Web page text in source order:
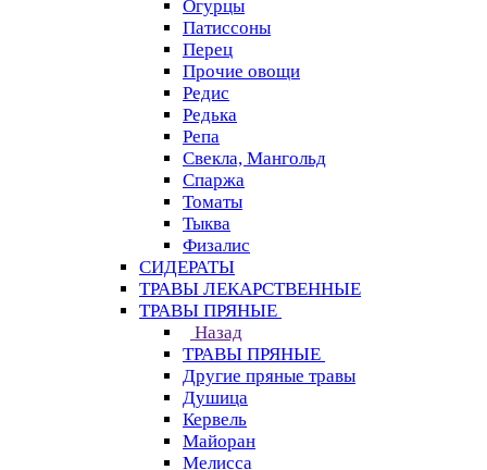
Огурцы
Патиссоны
Перец
Прочие овощи
Редис
Редька
Репа
Свекла, Мангольд
Спаржа
Томаты
Тыква
Физалис
СИДЕРАТЫ
ТРАВЫ ЛЕКАРСТВЕННЫЕ
ТРАВЫ ПРЯНЫЕ
Назад
ТРАВЫ ПРЯНЫЕ
Другие пряные травы
Душица
Кервель
Майоран
Мелисса